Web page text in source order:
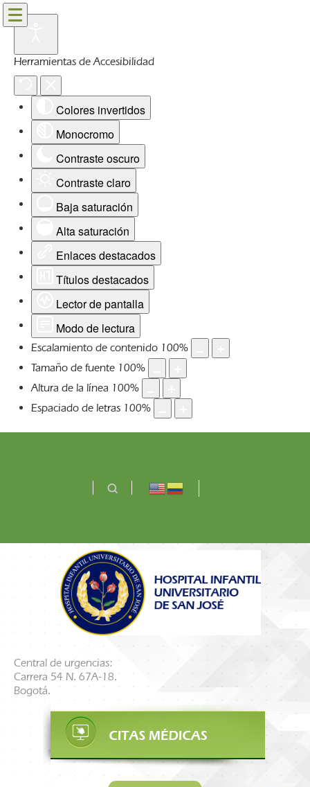
Herramientas de Accesibilidad
Colores invertidos
Monocromo
Contraste oscuro
Contraste claro
Baja saturación
Alta saturación
Enlaces destacados
Títulos destacados
Lector de pantalla
Modo de lectura
Escalamiento de contenido 100%
Tamaño de fuente 100%
Altura de la línea 100%
Espaciado de letras 100%
Central de urgencias:
Carrera 54 N. 67A-18.
Bogotá.